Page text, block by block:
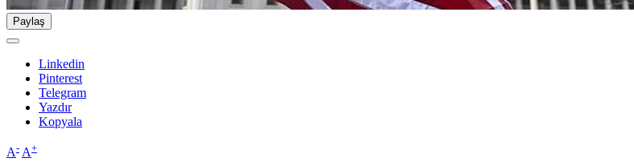
Paylaş
Linkedin
Pinterest
Telegram
Yazdır
Kopyala
A- A+